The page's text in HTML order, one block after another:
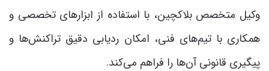
وکیل متخصص بلاکچین، با استفاده از ابزارهای تخصصی و
همکاری با تیم‌های فنی، امکان ردیابی دقیق تراکنش‌ها و
پیگیری قانونی آن‌ها را فراهم می‌کند.